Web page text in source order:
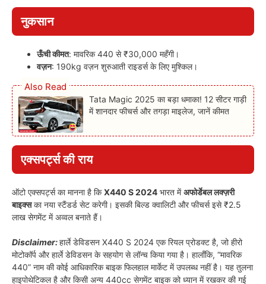
नुकसान
ऊँची कीमत: मावरिक 440 से ₹30,000 महँगी।
वज़न: 190kg वज़न शुरुआती राइडर्स के लिए मुश्किल।
Also Read
Tata Magic 2025 का बड़ा धमाका! 12 सीटर गाड़ी
में शानदार फीचर्स और तगड़ा माइलेज, जानें कीमत
एक्सपर्ट्स की राय
ऑटो एक्सपर्ट्स का मानना है किX440 S 2024 भारत मेंअफोर्डेबल लक्ज़री
बाइक्सका नया स्टैंडर्ड सेट करेगी। इसकी बिल्ड क्वालिटी और फीचर्स इसे ₹2.5
लाख सेगमेंट में अव्वल बनाते हैं।
Disclaimer:हार्ले डेविडसन X440 S 2024 एक रियल प्रोडक्ट है, जो हीरो
मोटोकॉर्प और हार्ले डेविडसन के सहयोग से लॉन्च किया गया है। हालाँकि, “मावरिक
440” नाम की कोई आधिकारिक बाइक फिलहाल मार्केट में उपलब्ध नहीं है। यह तुलना
हाइपोथेटिकल है और किसी अन्य 440cc सेगमेंट बाइक को ध्यान में रखकर की गई